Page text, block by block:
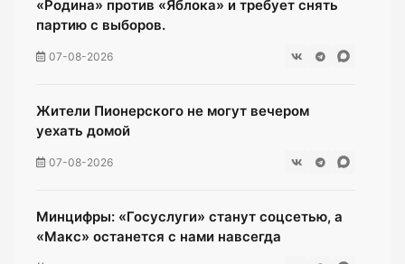
«Родина» против «Яблока» и требует снять
партию с выборов.
07-08-2026
Жители Пионерского не могут вечером
уехать домой
07-08-2026
Минцифры: «Госуслуги» станут соцсетью, а
«Макс» останется с нами навсегда